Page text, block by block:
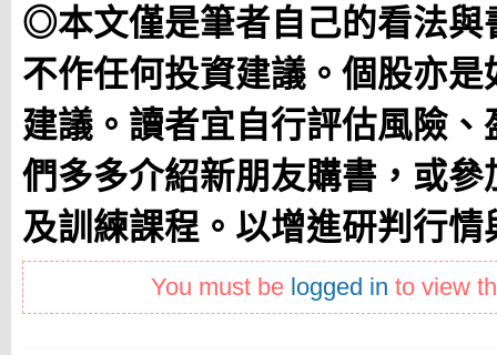
◎本文僅是筆者自己的看法與
不作任何投資建議。個股亦
建議。讀者宜自行評估風險
們多多介紹新朋友購書，或
及訓練課程。以增進研判行
You must be logged in to view